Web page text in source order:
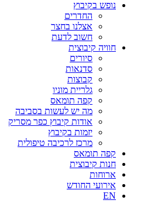
נופש בקיבוץ
החדרים
אצלנו בחצר
חשוב לדעת
חוויה קיבוצית
סיורים
סדנאות
קבוצות
גלריית מוניו
קפה תומאס
מה יש לעשות בסביבה
אודות קיבוץ כפר מסריק
יזמות בקיבוץ
מרכז לרכיבה טיפולית
קפה תומאס
חנות קיבוצית
ארוחות
אירועי החודש
EN